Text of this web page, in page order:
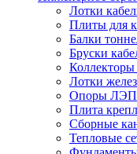
Лотки
Плиты для
Балки
Бруски
Лотки
Опоры ЛЭП
Плита
Сборные
Тепловые